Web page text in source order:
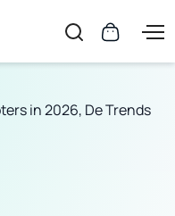
in 2026, De Trends